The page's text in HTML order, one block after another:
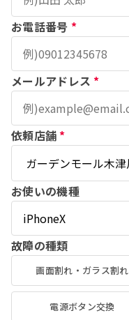
お電話番号 *
メールアドレス *
依頼店舗 *
お使いの機種
故障の種類
画面割れ・ガラス割れ
電源ボタン交換